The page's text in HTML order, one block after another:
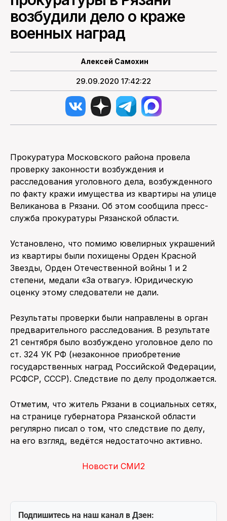
ПОИСК ПО САЙТУ
возбудили дело о краже
военных наград
Алексей Самохин
29.09.2020 17:42:22
Прокуратура Московского района провела
проверку законности возбуждения и
расследования уголовного дела, возбужденного
по факту кражи имущества из квартиры на улице
Великанова в Рязани. Об этом сообщила пресс-
служба прокуратуры Рязанской области.
Установлено, что помимо ювелирных украшений
из квартиры были похищены Орден Красной
Звезды, Орден Отечественной войны 1 и 2
степени, медали «За отвагу». Юридическую
оценку этому следователи не дали.
Результаты проверки были направлены в орган
предварительного расследования. В результате
21 сентября было возбуждено уголовное дело по
ст. 324 УК РФ (незаконное приобретение
государственных наград Российской Федерации,
РСФСР, СССР). Следствие по делу продолжается.
Отметим, что житель Рязани в социальных сетях,
на странице губернатора Рязанской области
регулярно писал о том, что следствие по делу,
на его взгляд, ведётся недостаточно активно.
Новости СМИ2
Подпишитесь на наш канал в Дзен: